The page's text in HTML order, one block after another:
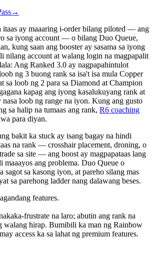
→
itaas ay maaaring i-order bilang piloted — ang
sa iyong account — o bilang Duo Queue,
kung saan ang booster ay sasama sa iyong
nilang account at walang login na magpapalit
Ang Ranked 3.0 ay nagpapahintulot
ng 3 buong rank sa isa't isa mula Copper
sa loob ng 2 para sa Diamond at Champion
kapag ang iyong kasalukuyang rank at
nasa loob ng range na iyon. Kung ang gusto
sa halip na tumaas ang rank, R6 coaching
para diyan.
bakit ka stuck ay isang bagay na hindi
na rank — crosshair placement, droning, o
sa site — ang boost ay magpapataas lang
maaayos ang problema. Duo Queue o
sagot sa kasong iyon, at pareho silang mas
sa parehong ladder nang dalawang beses.
features.
frustrate na laro; abutin ang rank na
walang hirap. Bumibili ka man ng Rainbow
access ka sa lahat ng premium features.